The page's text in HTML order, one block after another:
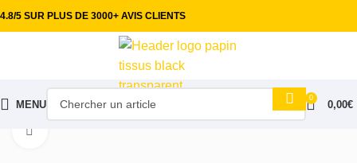
4.8/5 SUR PLUS DE 3000+ AVIS CLIENTS
MENU
0
0,00€